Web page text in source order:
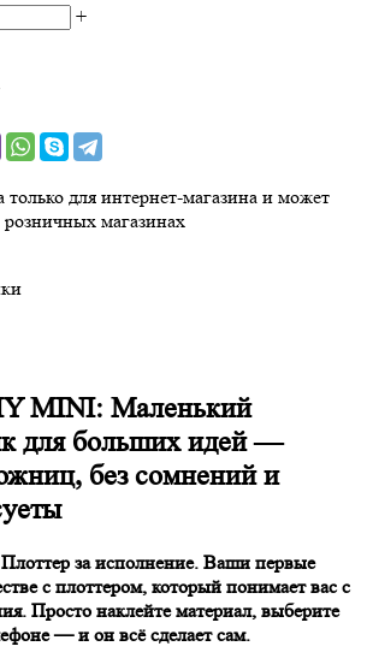
+
только для интернет-магазина и может
розничных магазинах
MINI: Маленький
для больших идей —
без сомнений и
за исполнение. Ваши первые
с плоттером, который понимает вас с
Просто наклейте материал, выберите
— и он всё сделает сам.